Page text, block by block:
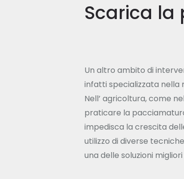
Scarica la
Un altro ambito di
infatti specializzata nella
Nell’ agricoltura, come
praticare la
impedisca la crescita
utilizzo di diverse
una delle soluzioni